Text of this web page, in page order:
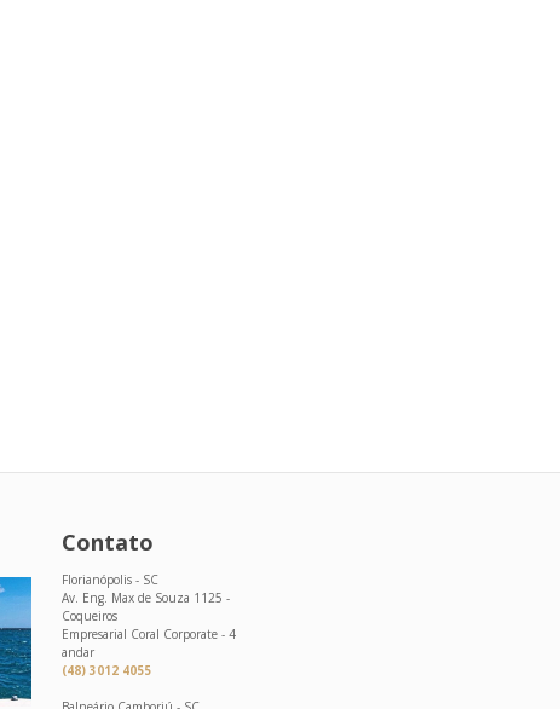
Contato
Florianópolis - SC
Av. Eng. Max de Souza 1125 -
Coqueiros
Empresarial Coral Corporate - 4
andar
(48) 3012 4055